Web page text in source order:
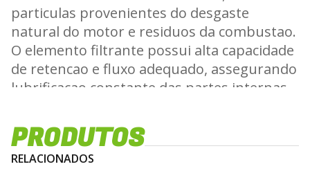
particulas provenientes do desgaste
natural do motor e residuos da combustao.
O elemento filtrante possui alta capacidade
de retencao e fluxo adequado, assegurando
lubrificacao constante das partes internas
contaminacao do oleo.
Caracteristicas Principais
PRODUTOS
RELACIONADOS